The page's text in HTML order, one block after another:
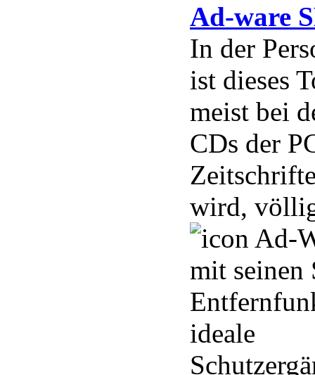
Ad-ware
In der
ist dieses
meist bei
CDs der
wird,
Ad-
mit seinen
ideale